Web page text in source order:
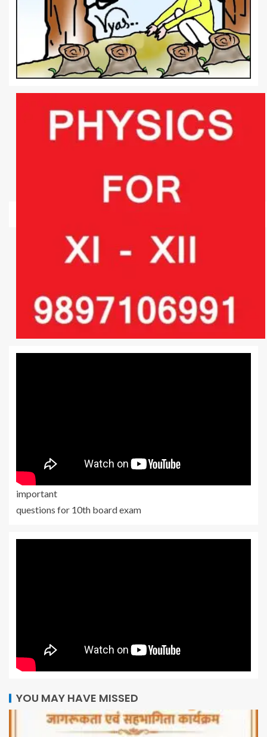
important
questions for 10th board exam
YOU MAY HAVE MISSED